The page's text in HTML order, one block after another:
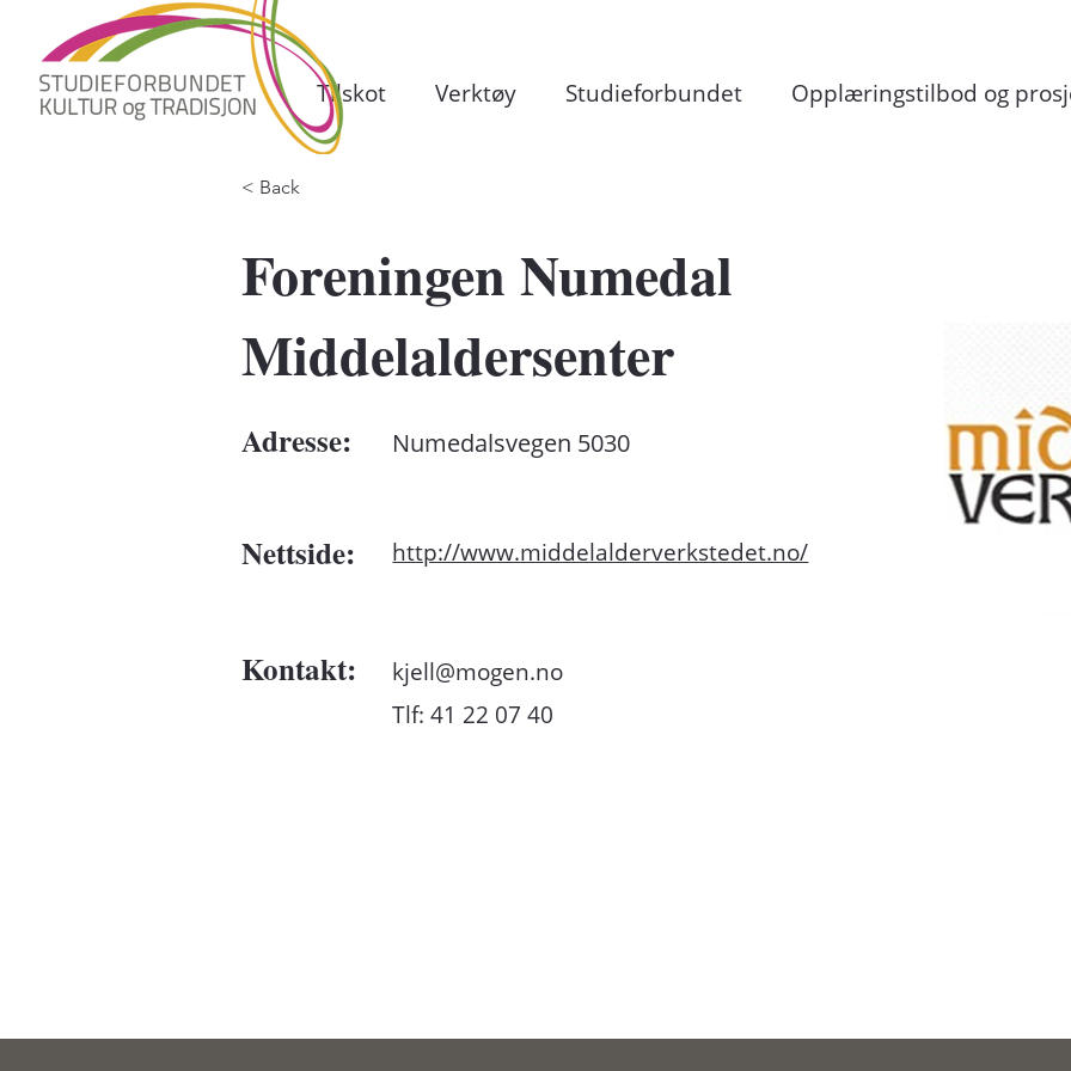
Tilskot Verktøy Studieforbundet Opplæringstilbod og
< Back
Foreningen Numedal
Middelaldersenter
Adresse: Numedalsvegen 5030
Nettside: http://www.middelalderverkstedet.no/
Kontakt:
kjell@mogen.no
Tlf: 41 22 07 40